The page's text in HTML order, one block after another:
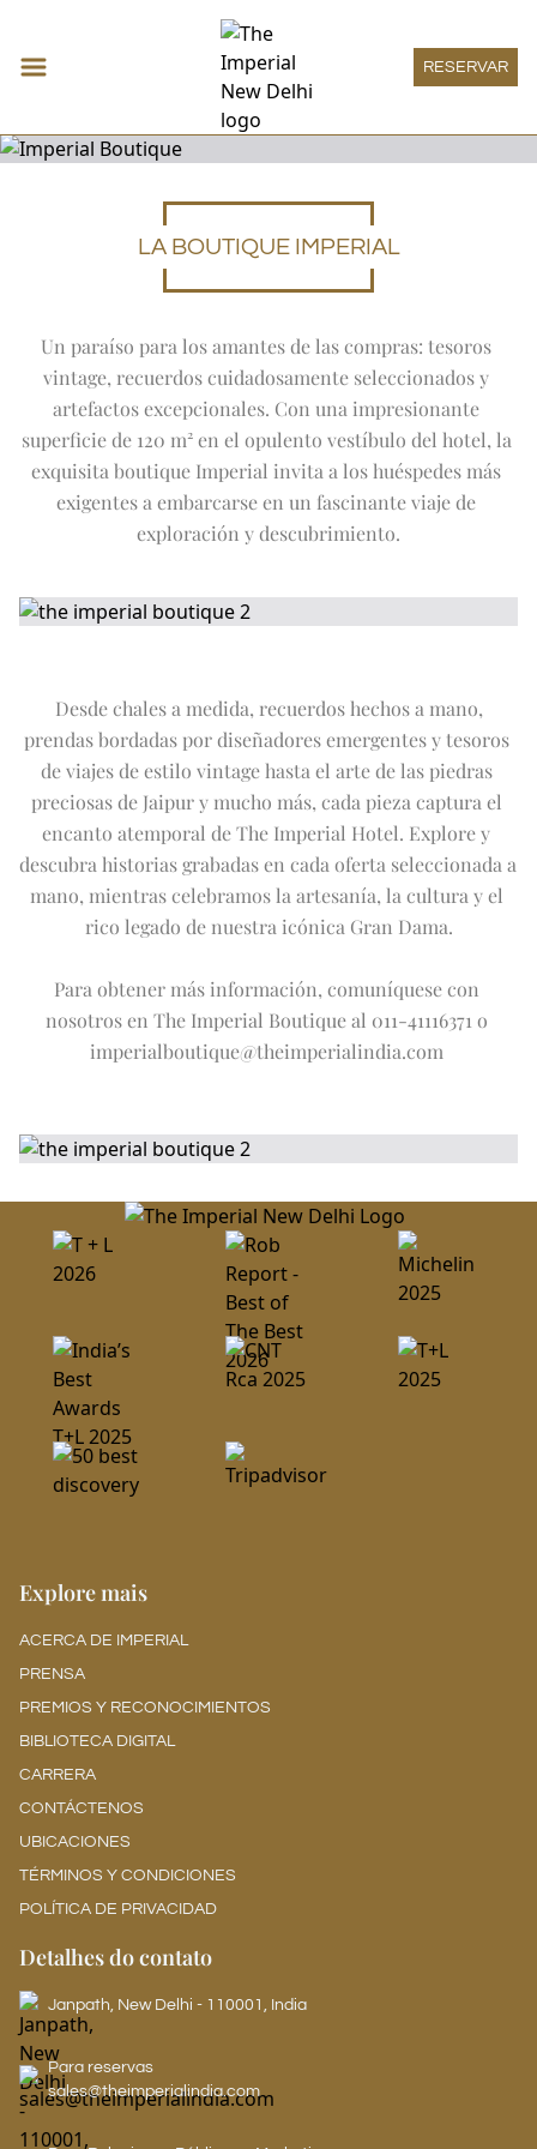
RESERVAR
Alojamiento
HABITACIÓN IMPERIAL
HABITACIÓN GRAND HERITAGE
SUITE HERITAGE
SUITE DECO
SUITE DE LUXURY
LA SUITE IMPERIAL
HABITACIONES ACCESIBLES
Expand
HAUTE PÂTISSERIE
THE SPICE ROUTE
1911 RESTAURANT
THE ATRIUM
PATIALA PEG
THE HARDINGE BAR
1911 BAR
Reuniones y eventos
Expand
MEETINGS
SOCIAL
ONE IMPERIAL PLACE
REGAL EXCLUSIVITY
LAS ASAMBLEAS IMPERIALES DE VERANO
Bienestar
Expand Bienestar
THE IMPERIAL SPA
OFERTAS
AYURVEDA
MENÚ DE TRATAMIENTOS
PISCINA
SANTUARIO DE YOGA
Boutique Imperial
Expand
BOUTIQUE IMPERIAL
Lounge Imperial
Expand Lounge
LOUNGE IMPERIAL
Experiencias
Expand
ARTE
EXCURSIÓN DE UN DÍA AL TAJ MAHAL
FUERA DE LOS CAMINOS TRILLADOS
Ofertas especiales
Expand
OFERTAS DE INVIERNO
ENDEFR
LA BOUTIQUE IMPERIAL
Un paraíso para los amantes de las compras: tesoros
vintage, recuerdos cuidadosamente seleccionados y
artefactos excepcionales. Con una impresionante
superficie de 120 m² en el opulento vestíbulo del hotel, la
exquisita boutique Imperial invita a los huéspedes más
exigentes a embarcarse en un fascinante viaje de
exploración y descubrimiento.
Desde chales a medida, recuerdos hechos a mano,
prendas bordadas por diseñadores emergentes y tesoros
de viajes de estilo vintage hasta el arte de las piedras
preciosas de Jaipur y mucho más, cada pieza captura el
encanto atemporal de The Imperial Hotel. Explore y
descubra historias grabadas en cada oferta seleccionada a
mano, mientras celebramos la artesanía, la cultura y el
rico legado de nuestra icónica Gran Dama.
Para obtener más información, comuníquese con
nosotros en The Imperial Boutique al 011-41116371 o
imperialboutique@theimperialindia.com
Explore mais
ACERCA DE IMPERIAL
PRENSA
PREMIOS Y RECONOCIMIENTOS
BIBLIOTECA DIGITAL
CARRERA
CONTÁCTENOS
UBICACIONES
TÉRMINOS Y CONDICIONES
POLÍTICA DE PRIVACIDAD
Detalhes do contato
Janpath, New Delhi - 110001, India
Para reservas
sales@theimperialindia.com